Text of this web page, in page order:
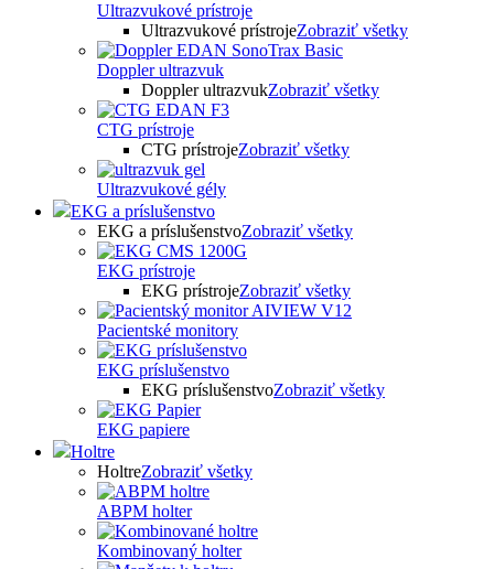
Ultrazvukové prístroje
Ultrazvukové prístrojeZobraziť všetky
Doppler ultrazvuk
Doppler ultrazvukZobraziť všetky
CTG prístroje
CTG prístrojeZobraziť všetky
Ultrazvukové gély
EKG a príslušenstvo
EKG a príslušenstvoZobraziť všetky
EKG prístroje
EKG prístrojeZobraziť všetky
Pacientské monitory
EKG príslušenstvo
EKG príslušenstvoZobraziť všetky
EKG papiere
Holtre
HoltreZobraziť všetky
ABPM holter
Kombinovaný holter